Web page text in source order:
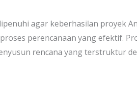
agar keberhasilan proyek
perencanaan yang efektif.
rencana yang terstruktur